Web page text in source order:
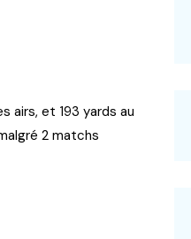
airs, et 193 yards au
2 matchs